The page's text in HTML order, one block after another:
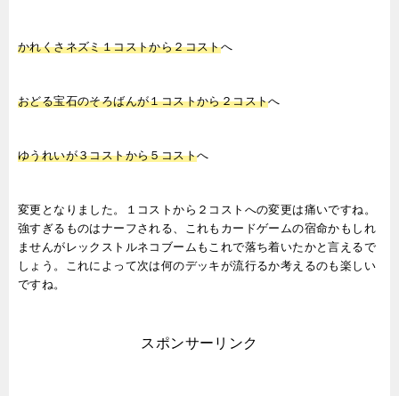
かれくさネズミ１コストから２コストへ
おどる宝石のそろばんが１コストから２コストへ
ゆうれいが３コストから５コストへ
変更となりました。１コストから２コストへの変更は痛いですね。
強すぎるものはナーフされる、これもカードゲームの宿命かもしれ
ませんがレックストルネコブームもこれで落ち着いたかと言えるで
しょう。これによって次は何のデッキが流行るか考えるのも楽しい
ですね。
スポンサーリンク